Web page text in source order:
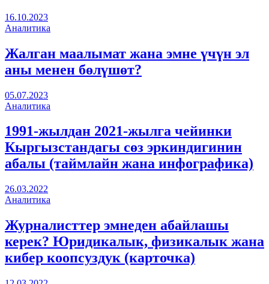
16.10.2023
Аналитика
Жалган маалымат жана эмне үчүн эл
аны менен бөлүшөт?
05.07.2023
Аналитика
1991-жылдан 2021-жылга чейинки
Кыргызстандагы сөз эркиндигинин
абалы (таймлайн жана инфографика)
26.03.2022
Аналитика
Журналисттер эмнеден абайлашы
керек? Юридикалык, физикалык жана
кибер коопсуздук (карточка)